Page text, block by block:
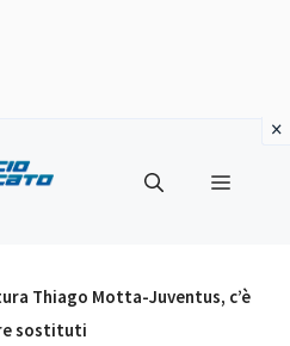
Menu
Thiago Motta-Juventus, c’è
sostituti